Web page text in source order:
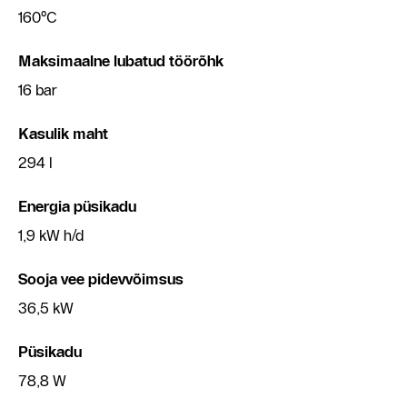
160°C
Maksimaalne lubatud töörõhk
16 bar
Kasulik maht
294 l
Energia püsikadu
1,9 kW h/d
Sooja vee pidevvõimsus
36,5 kW
Püsikadu
78,8 W